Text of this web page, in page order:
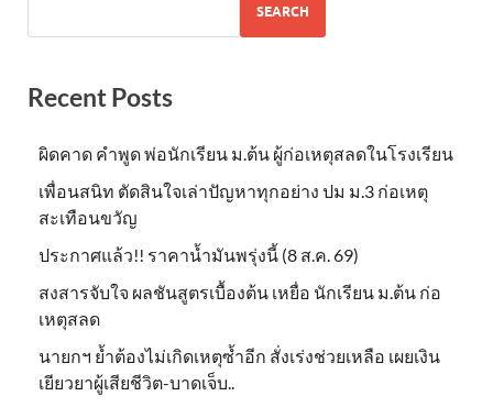
SEARCH
Recent Posts
ผิดคาด คำพูด พ่อนักเรียน ม.ต้น ผู้ก่อเหตุสลดในโรงเรียน
เพื่อนสนิท ตัดสินใจเล่าปัญหาทุกอย่าง ปม ม.3 ก่อเหตุ
สะเทือนขวัญ
ประกาศแล้ว!! ราคาน้ำมันพรุ่งนี้ (8 ส.ค. 69)
สงสารจับใจ ผลชันสูตรเบื้องต้น เหยื่อ นักเรียน ม.ต้น ก่อ
เหตุสลด
นายกฯ ย้ำต้องไม่เกิดเหตุซ้ำอีก สั่งเร่งช่วยเหลือ เผยเงิน
เยียวยาผู้เสียชีวิต-บาดเจ็บ..